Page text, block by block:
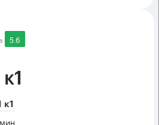
5.6